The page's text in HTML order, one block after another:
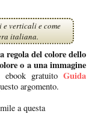
e verticali e come
italiana.
del colore dello
o a una immagine
ebook gratuitoGuida
argomento.
a questa